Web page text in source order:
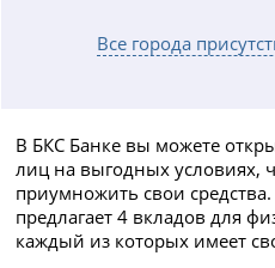
Все города
В БКС Банке вы можете
лиц на выгодных условиях,
приумножить свои
предлагает 4 вкладов для
каждый из которых имеет